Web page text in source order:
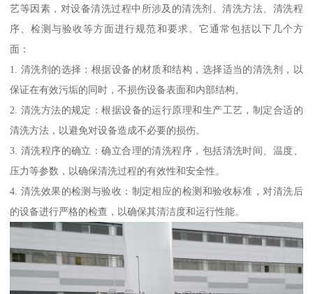
艺等因素，对设备清洗过程中所涉及的清洗剂、清洗方法、清洗程
序、检测与验收等方面进行规范和要求。它通常包括以下几个方
面：
1. 清洗剂的选择：根据设备的材质和结构，选择适当的清洗剂，以
保证在有效污垢的同时，不损伤设备表面和内部结构。
2. 清洗方法的规定：根据设备的运行原理和生产工艺，制定合适的
清洗方法，以避免对设备造成不必要的损伤。
3. 清洗程序的确立：确立合理的清洗程序，包括清洗时间、温度、
压力等参数，以确保清洗过程的有效性和安全性。
4. 清洗效果的检测与验收：制定相应的检测和验收标准，对清洗后
的设备进行严格的检查，以确保其清洁度和运行性能。